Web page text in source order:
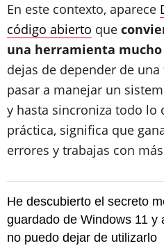
En este contexto, aparece
código abierto que
una herramienta
dejas de depender de
pasar a manejar un
y hasta sincroniza todo lo
práctica, significa que
errores y trabajas con
He descubierto el secreto
guardado de Windows 11 y
no puedo dejar de utilizarlo